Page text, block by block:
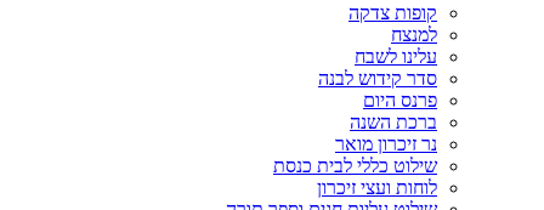
קופות צדקה
למנצח
עלינו לשבח
סדר קידוש לבנה
פרנס היום
ברכת השנה
נר זיכרון מואר
שילוט כללי לבית כנסת
לוחות ועצי זיכרון